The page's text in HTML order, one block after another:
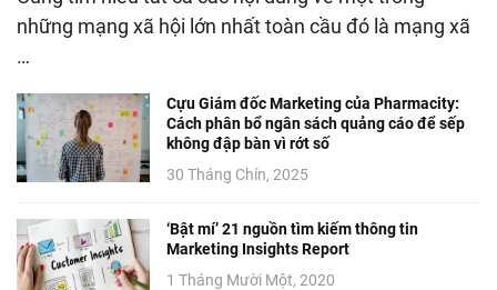
những mạng xã hội lớn nhất toàn cầu đó là mạng xã
…
Cựu Giám đốc Marketing của Pharmacity:
Cách phân bổ ngân sách quảng cáo để sếp
không đập bàn vì rớt số
30 Tháng Chín, 2025
‘Bật mí’ 21 nguồn tìm kiếm thông tin
Marketing Insights Report
1 Tháng Mười Một, 2020